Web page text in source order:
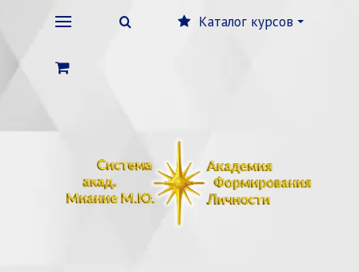
Каталог курсов